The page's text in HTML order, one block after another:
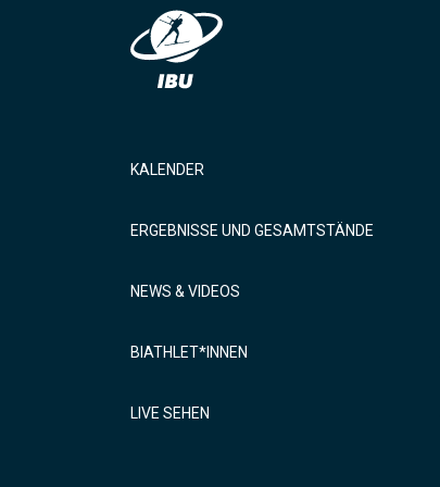
KALENDER
ERGEBNISSE UND GESAMTSTÄNDE
NEWS & VIDEOS
BIATHLET*INNEN
LIVE SEHEN